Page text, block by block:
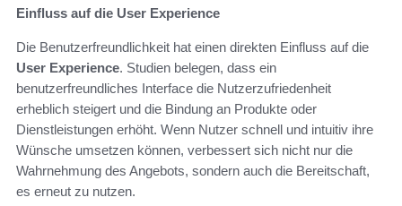
Einfluss auf die User Experience
Die Benutzerfreundlichkeit hat einen direkten Einfluss auf die
User Experience. Studien belegen, dass ein
benutzerfreundliches Interface die Nutzerzufriedenheit
erheblich steigert und die Bindung an Produkte oder
Dienstleistungen erhöht. Wenn Nutzer schnell und intuitiv ihre
Wünsche umsetzen können, verbessert sich nicht nur die
Wahrnehmung des Angebots, sondern auch die Bereitschaft,
es erneut zu nutzen.